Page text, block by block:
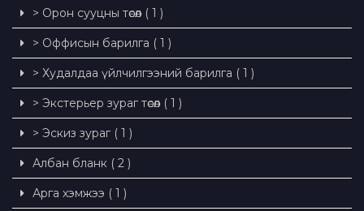
> Орон сууцны төсөл ( 1 )
> Оффисын барилга ( 1 )
> Худалдаа үйлчилгээний барилга ( 1 )
> Экстерьер зураг төсөл ( 1 )
> Эскиз зураг ( 1 )
Албан бланк ( 2 )
Арга хэмжээ ( 1 )